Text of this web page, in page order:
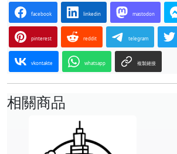
facebook linkedin mastodon
pinterest reddit telegram
vkontakte whatsapp 複製鏈接
相關商品